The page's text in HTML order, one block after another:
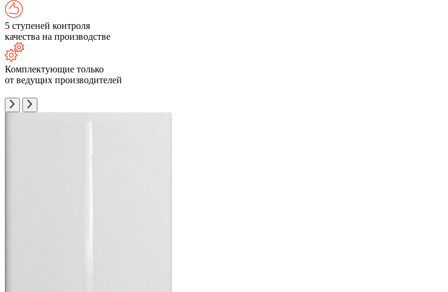
5 ступеней контроля
качества на производстве
Комплектующие только
от ведущих производителей